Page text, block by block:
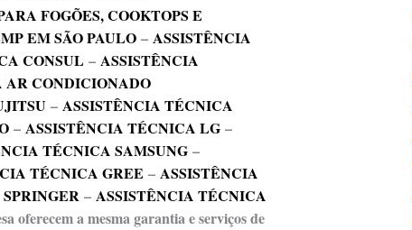
FOGÕES, COOKTOPS E
EM SÃO PAULO –ASSISTÊNCIA
CONSUL –ASSISTÊNCIA
CONDICIONADO
–ASSISTÊNCIA TÉCNICA
–ASSISTÊNCIA TÉCNICA LG –
TÉCNICA SAMSUNG –
TÉCNICA GREE –ASSISTÊNCIA
–ASSISTÊNCIA TÉCNICA
oferecem a mesma garantia e serviços de